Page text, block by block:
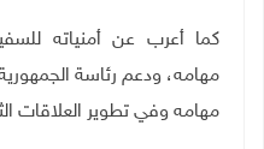
كما أعرب عن أمنياته
مهامه، ودعم رئاسة
مهامه وفي تطوير العلاقات